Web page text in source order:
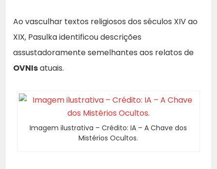
Ao vasculhar textos religiosos dos séculos XIV ao
XIX, Pasulka identificou descrições
assustadoramente semelhantes aos relatos de
OVNIsatuais.
Imagem ilustrativa – Crédito: IA – A Chave dos
Mistérios Ocultos.